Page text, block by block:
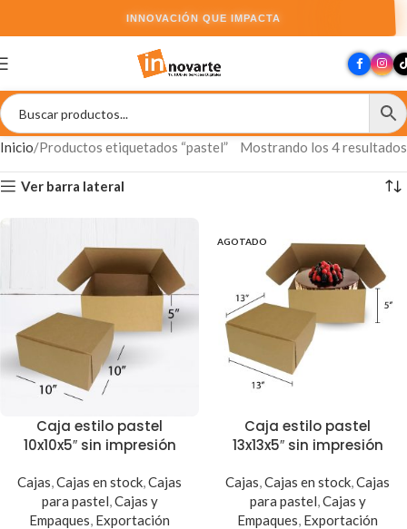
INNOVACIÓN QUE IMPACTA
Inicio Productos etiquetados “pastel” Mostrando los 4 resultados
Ver barra lateral
Caja estilo pastel
10x10x5″ sin impresión
Cajas,Cajas en stock,Cajas
para pastel,Cajas y
Empaques, Exportación
AGOTADO
Caja estilo pastel
13x13x5″ sin impresión
Cajas,Cajas en stock,Cajas
para pastel,Cajas y
Empaques, Exportación